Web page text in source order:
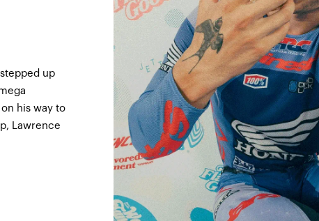
up
his way to
Lawrence